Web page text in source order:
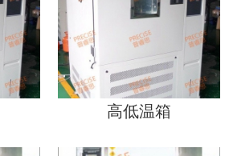
高低温箱